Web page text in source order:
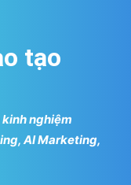
tạo
kinh nghiệm
AI Marketing,